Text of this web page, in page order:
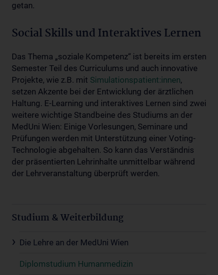
getan.
Social Skills und Interaktives Lernen
Das Thema „soziale Kompetenz“ ist bereits im ersten
Semester Teil des Curriculums und auch innovative
Projekte, wie z.B. mit Simulationspatient:innen,
setzen Akzente bei der Entwicklung der ärztlichen
Haltung. E-Learning und interaktives Lernen sind zwei
weitere wichtige Standbeine des Studiums an der
MedUni Wien: Einige Vorlesungen, Seminare und
Prüfungen werden mit Unterstützung einer Voting-
Technologie abgehalten. So kann das Verständnis
der präsentierten Lehrinhalte unmittelbar während
der Lehrveranstaltung überprüft werden.
Studium & Weiterbildung
Die Lehre an der MedUni Wien
Diplomstudium Humanmedizin